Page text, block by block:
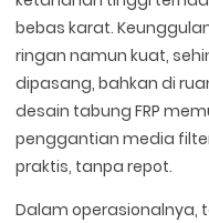
bebas karat.
ringan namun kuat,
dipasang, bahkan di
desain tabung FRP
penggantian media
praktis, tanpa repot.
Dalam operasionalnya,